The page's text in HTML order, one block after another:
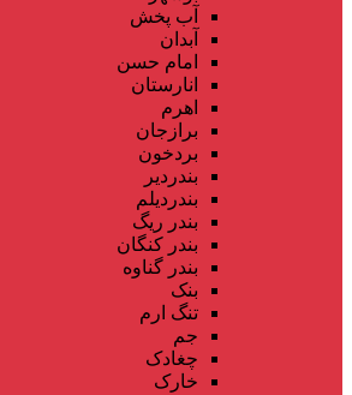
آب پخش
آبدان
امام حسن
انارستان
اهرم
برازجان
بردخون
بندردیر
بندردیلم
بندر ریگ
بندر کنگان
بندر گناوه
بنک
تنگ ارم
جم
چغادک
خارک